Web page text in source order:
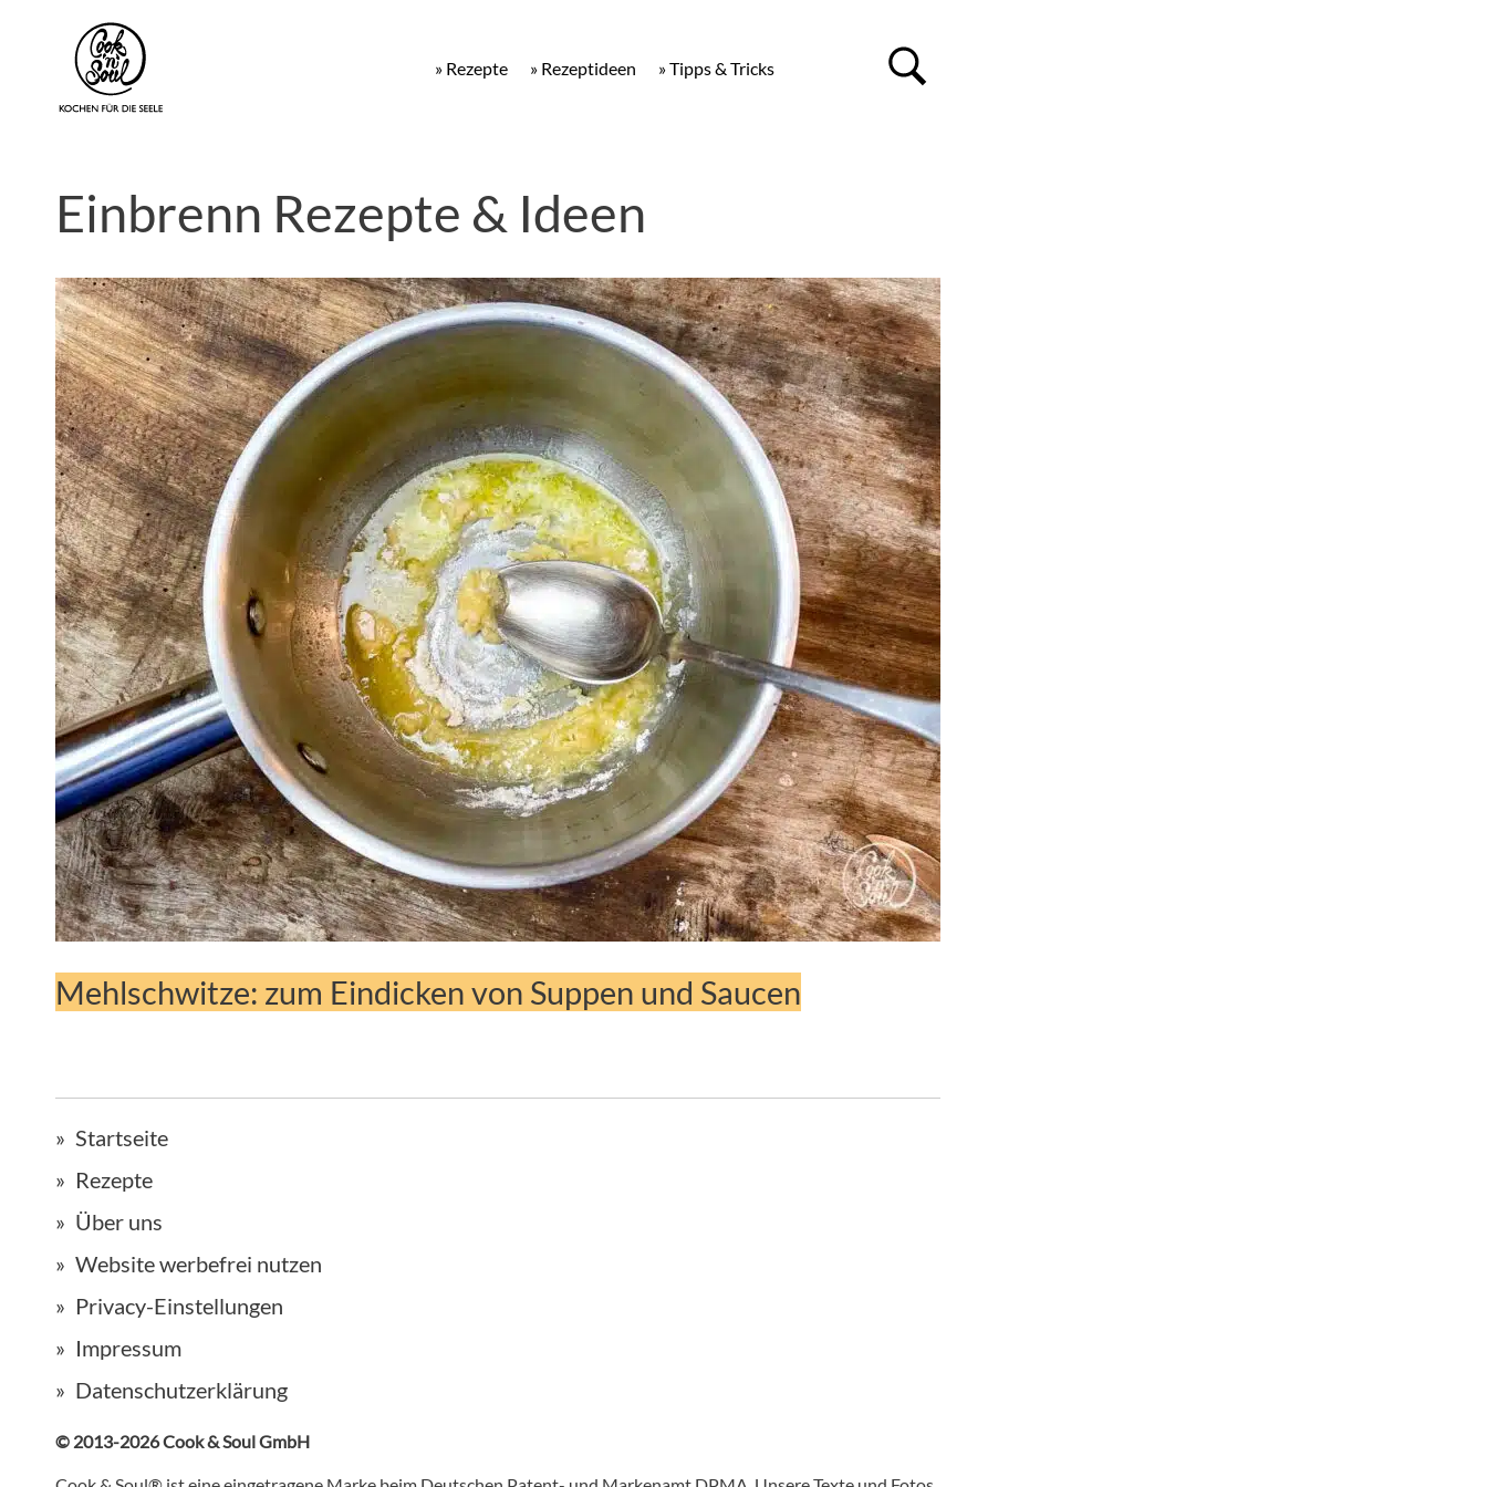
» Tipps & Tricks
» Rezeptideen
» Rezepte
Einbrenn Rezepte & Ideen
Mehlschwitze: zum Eindicken von Suppen und Saucen
Startseite
Rezepte
Über uns
Website werbefrei nutzen
Privacy-Einstellungen
Impressum
Datenschutzerklärung
© 2013-2026 Cook & Soul GmbH